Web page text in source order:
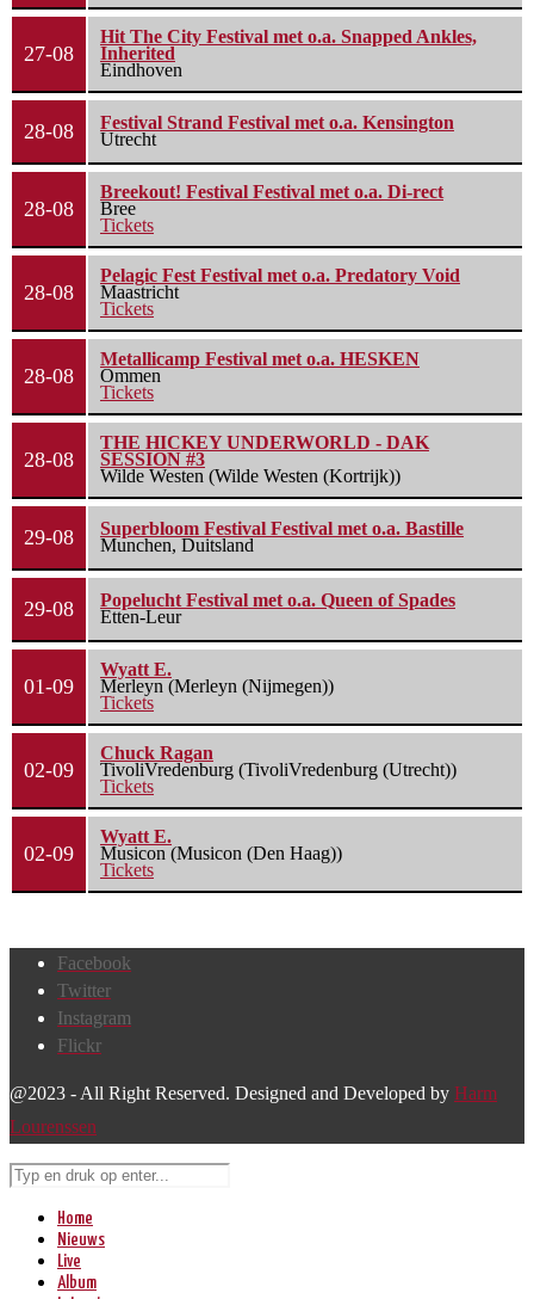
27-08
Hit The City Festival met o.a. Snapped Ankles,
Inherited
Eindhoven
28-08
Festival Strand Festival met o.a. Kensington
Utrecht
28-08
Breekout! Festival Festival met o.a. Di-rect
Bree
Tickets
28-08
Pelagic Fest Festival met o.a. Predatory Void
Maastricht
Tickets
28-08
Metallicamp Festival met o.a. HESKEN
Ommen
Tickets
28-08
THE HICKEY UNDERWORLD - DAK
SESSION #3
Wilde Westen (Wilde Westen (Kortrijk))
29-08
Superbloom Festival Festival met o.a. Bastille
Munchen, Duitsland
29-08
Popelucht Festival met o.a. Queen of Spades
Etten-Leur
01-09
Wyatt E.
Merleyn (Merleyn (Nijmegen))
Tickets
02-09
Chuck Ragan
TivoliVredenburg (TivoliVredenburg (Utrecht))
Tickets
02-09
Wyatt E.
Musicon (Musicon (Den Haag))
Tickets
Facebook
Twitter
Instagram
Flickr
@2023 - All Right Reserved. Designed and Developed by Harm
Lourenssen
Home
Nieuws
Live
Album